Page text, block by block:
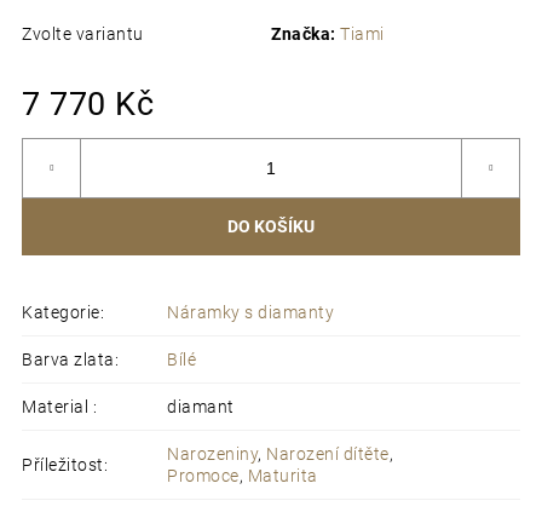
Recyklovatelné balení
s osobním vzkazem dle přání
Zvolte variantu Značka: Tiami
7 770 Kč
DO KOŠÍKU
Kategorie: Náramky s diamanty
Barva zlata: Bílé
Material : diamant
Příležitost:
Narozeniny, Narození dítěte,
Promoce, Maturita